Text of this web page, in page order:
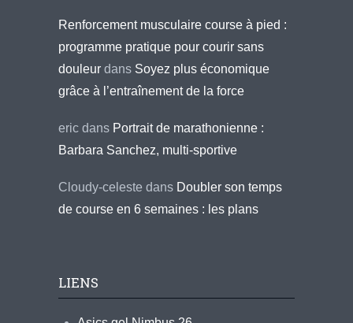
Renforcement musculaire course à pied :
programme pratique pour courir sans
douleur dans Soyez plus économique
grâce à l’entraînement de la force
eric dans Portrait de marathonienne :
Barbara Sanchez, multi-sportive
Cloudy-celeste dans Doubler son temps
de course en 6 semaines : les plans
LIENS